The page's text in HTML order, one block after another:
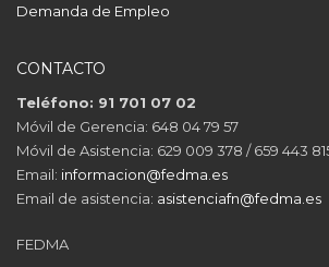
Demanda de Empleo
CONTACTO
Teléfono: 91 701 07 02
Móvil de Gerencia: 648 04 79 57
Móvil de Asistencia: 629 009 378 / 659 443
Email: informacion@fedma.es
Email de asistencia: asistenciafn@fedma.es
FEDMA